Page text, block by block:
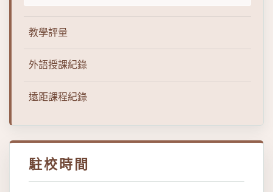
教學評量
外語授課紀錄
遠距課程紀錄
駐校時間